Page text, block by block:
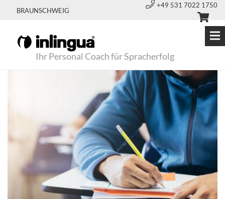
BRAUNSCHWEIG
+49 531 7022 1750
Ihr Personal Coach für Spracherfolg